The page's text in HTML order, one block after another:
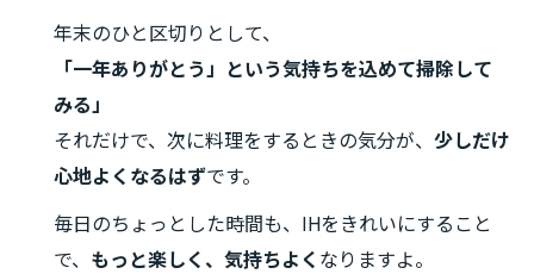
年末のひと区切りとして、
「一年ありがとう」という気持ちを込めて掃除して
みる」
それだけで、次に料理をするときの気分が、 少しだけ
心地よくなるはずです。
毎日のちょっとした時間も、IHをきれいにすること
で、 もっと楽しく、気持ちよく なりますよ。